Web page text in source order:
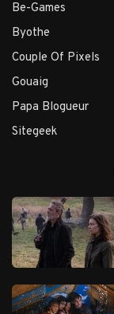
Be-Games
Byothe
Couple Of Pixels
Gouaig
Papa Blogueur
Sitegeek